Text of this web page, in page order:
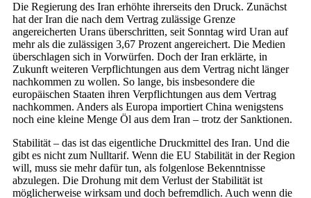
Die Regierung des Iran erhöhte ihrerseits den Druck. Zunächst
hat der Iran die nach dem Vertrag zulässige Grenze
angereicherten Urans überschritten, seit Sonntag wird Uran auf
mehr als die zulässigen 3,67 Prozent angereichert. Die Medien
überschlagen sich in Vorwürfen. Doch der Iran erklärte, in
Zukunft weiteren Verpflichtungen aus dem Vertrag nicht länger
nachkommen zu wollen. So lange, bis insbesondere die
europäischen Staaten ihren Verpflichtungen aus dem Vertrag
nachkommen. Anders als Europa importiert China wenigstens
noch eine kleine Menge Öl aus dem Iran – trotz der Sanktionen.
Stabilität – das ist das eigentliche Druckmittel des Iran. Und die
gibt es nicht zum Nulltarif. Wenn die EU Stabilität in der Region
will, muss sie mehr dafür tun, als folgenlose Bekenntnisse
abzulegen. Die Drohung mit dem Verlust der Stabilität ist
möglicherweise wirksam und doch befremdlich. Auch wenn die